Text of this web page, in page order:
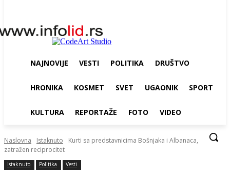
NAJNOVIJE VESTI POLITIKA DRUŠTVO
HRONIKA KOSMET SVET UGAONIK SPORT
KULTURA REPORTAŽE FOTO VIDEO
Naslovna Istaknuto
Kurti sa predstavnicima Bošnjaka i Albanaca,
zatražen reciprocitet
Istaknuto Politika Vesti